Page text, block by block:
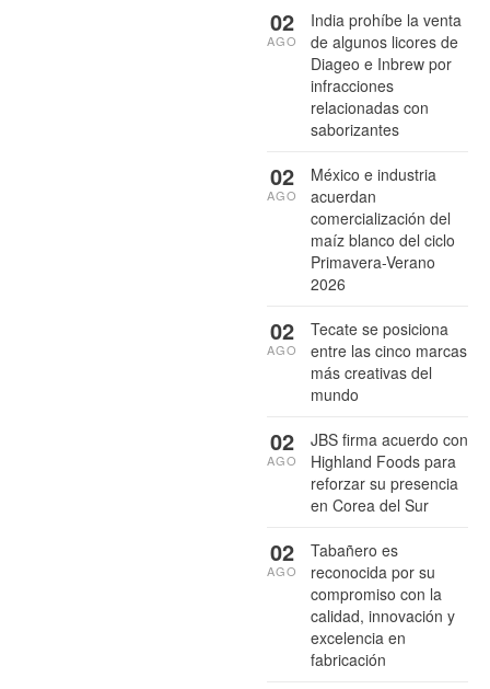
India prohíbe la venta
de algunos licores de
Diageo e Inbrew por
infracciones
relacionadas con
saborizantes
02
AGO
México e industria
acuerdan
comercialización del
maíz blanco del ciclo
Primavera-Verano
2026
02
AGO
Tecate se posiciona
entre las cinco marcas
más creativas del
mundo
02
AGO
JBS firma acuerdo con
Highland Foods para
reforzar su presencia
en Corea del Sur
02
AGO
Tabañero es
reconocida por su
compromiso con la
calidad, innovación y
excelencia en
fabricación
02
AGO